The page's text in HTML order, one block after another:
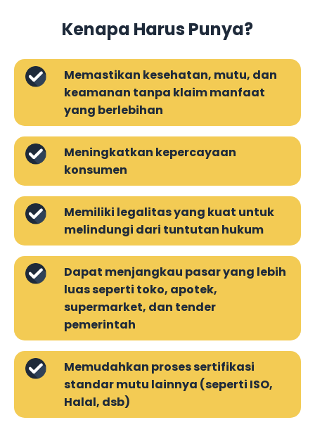
Kenapa Harus Punya?
Memastikan kesehatan, mutu, dan
keamanan tanpa klaim manfaat
yang berlebihan
Meningkatkan kepercayaan
konsumen
Memiliki legalitas yang kuat untuk
melindungi dari tuntutan hukum
Dapat menjangkau pasar yang lebih
luas seperti toko, apotek,
supermarket, dan tender
pemerintah
Memudahkan proses sertifikasi
standar mutu lainnya (seperti ISO,
Halal, dsb)